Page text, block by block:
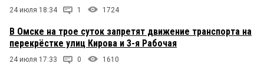
24 июля 18:34 1 1724
В Омске на трое суток запретят движение транспорта на
перекрёстке улиц Кирова и 3-я Рабочая
24 июля 17:33 0 1610